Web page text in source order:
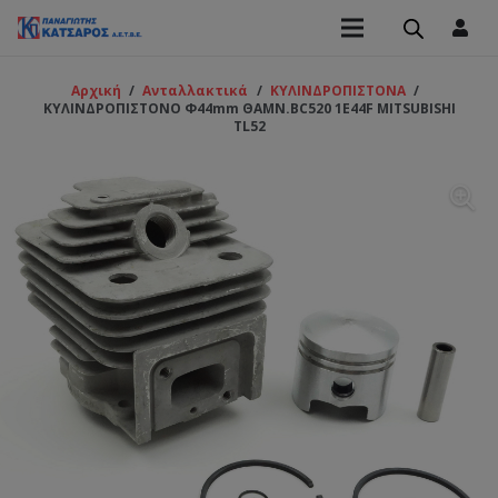
Αρχική / Ανταλλακτικά / ΚΥΛΙΝΔΡΟΠΙΣΤΟΝΑ /
ΚΥΛΙΝΔΡΟΠΙΣΤΟΝΟ Φ44mm ΘΑΜΝ.BC520 1E44F MITSUBISHI
TL52